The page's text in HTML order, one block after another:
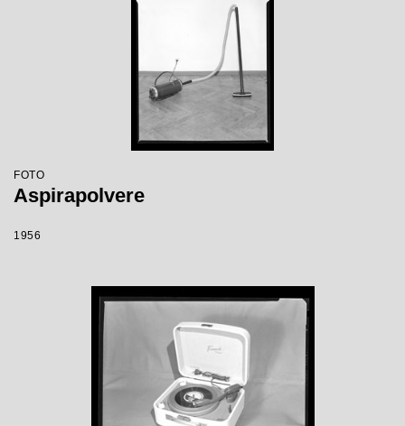
FOTO
Aspirapolvere
1956